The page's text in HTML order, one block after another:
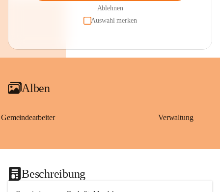
Ablehnen
Auswahl merken
Alben
Gemeindearbeiter Verwaltung
Beschreibung